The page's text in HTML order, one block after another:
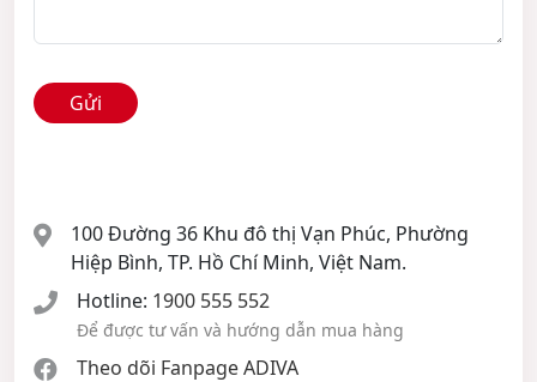
100 Đường 36 Khu đô thị Vạn Phúc, Phường
Hiệp Bình, TP. Hồ Chí Minh, Việt Nam.
Hotline: 1900 555 552
Để được tư vấn và hướng dẫn mua hàng
Theo dõi Fanpage ADIVA